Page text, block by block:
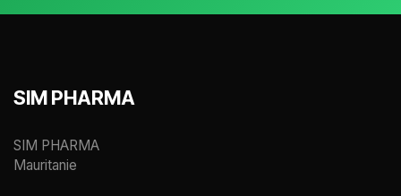
SIM PHARMA
SIM PHARMA
Mauritanie